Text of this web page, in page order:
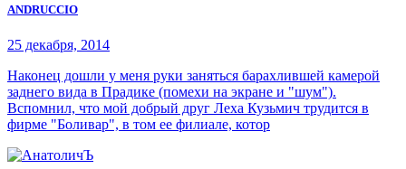
ANDRUCCIO
25 декабря, 2014
Наконец дошли у меня руки заняться барахлившей камерой
заднего вида в Прадике (помехи на экране и "шум").
Вспомнил, что мой добрый друг Леха Кузьмич трудится в
фирме "Боливар", в том ее филиале, котор